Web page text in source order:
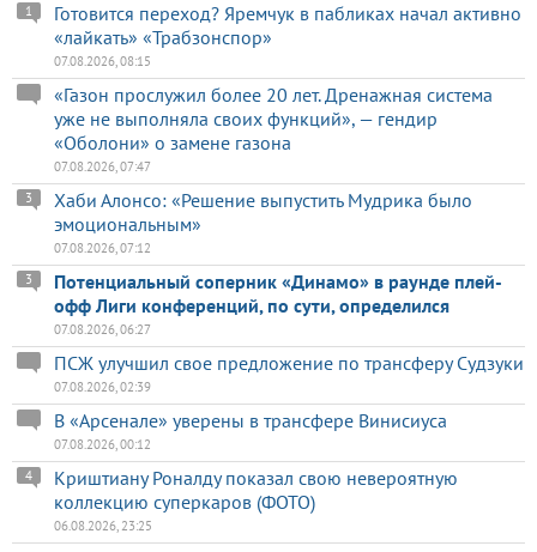
Готовится переход? Яремчук в пабликах начал активно
«лайкать» «Трабзонспор»
1
07.08.2026, 08:15
«Газон прослужил более 20 лет. Дренажная система
уже не выполняла своих функций», — гендир
«Оболони» о замене газона
07.08.2026, 07:47
Хаби Алонсо: «Решение выпустить Мудрика было
эмоциональным»
3
07.08.2026, 07:12
Потенциальный соперник «Динамо» в раунде плей-
офф Лиги конференций, по сути, определился
3
07.08.2026, 06:27
ПСЖ улучшил свое предложение по трансферу Судзуки
07.08.2026, 02:39
В «Арсенале» уверены в трансфере Винисиуса
07.08.2026, 00:12
Криштиану Роналду показал свою невероятную
коллекцию суперкаров (ФОТО)
4
06.08.2026, 23:25